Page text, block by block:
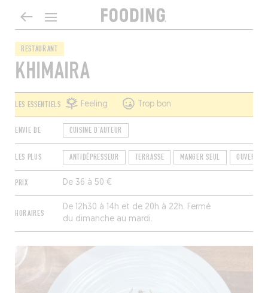
RESTAURANT
KHIMAIRA
LES ESSENTIELS Feeling Trop bon
ENVIE DE CUISINE D'AUTEUR
LES PLUS ANTIDÉPRESSEUR TERRASSE MANGER SEUL OUVERT
PRIX De 36 à 50 €
HORAIRES
De 12h30 à 14h et de 20h à 22h. Fermé
du dimanche au mardi.